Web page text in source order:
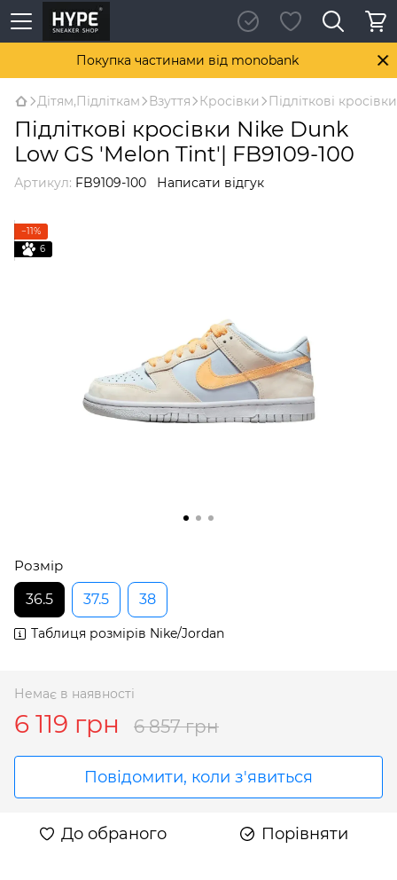
Покупка частинами від monobank
Дітям,Підліткам Взуття Кросівки Підліткові
Підліткові кросівки Nike Dunk
Low GS 'Melon Tint'| FB9109-100
Артикул: FB9109-100 Написати відгук
−11%
6
Розмір
36.5
37.5 38
Таблиця розмірів Nike/Jordan
Немає в наявності
6 119 грн 6 857 грн
Повідомити, коли з'явиться
До обраного Порівняти